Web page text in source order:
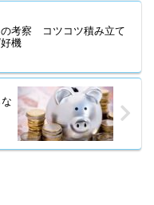
の考察 コツコツ積み立て
機